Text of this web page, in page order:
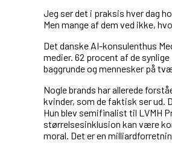
Jeg ser det i praksis hver dag
Men mange af dem ved ikke,
Det danske AI-konsulenthus
medier. 62 procent af de
baggrunde og mennesker på
Nogle brands har allerede
kvinder, som de faktisk ser ud.
Hun blev semifinalist til LVMH
størrelsesinklusion kan være
moral. Det er en